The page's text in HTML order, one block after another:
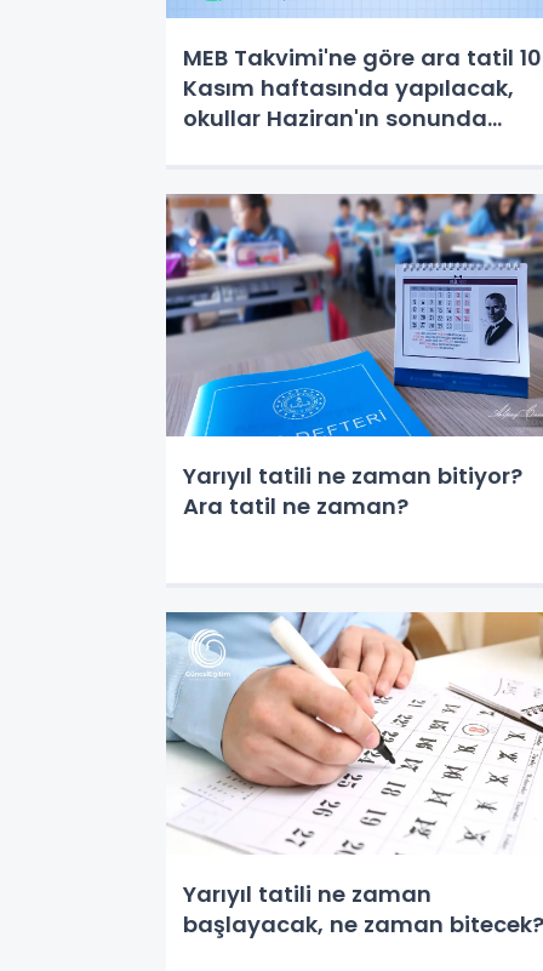
MEB Takvimi'ne göre ara tatil 10
Kasım haftasında yapılacak,
okullar Haziran'ın sonunda
Yarıyıl tatili ne zaman bitiyor?
Ara tatil ne zaman?
Yarıyıl tatili ne zaman
başlayacak, ne zaman bitecek?